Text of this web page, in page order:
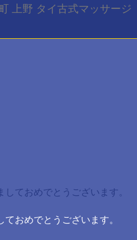
ておめでとうございます。
ご予約